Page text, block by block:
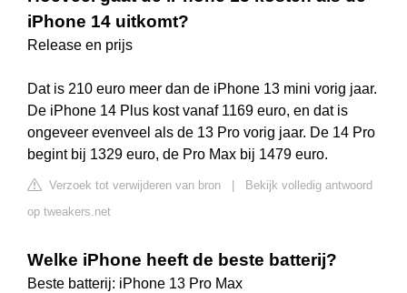
iPhone 14 uitkomt?
Release en prijs
Dat is 210 euro meer dan de iPhone 13 mini vorig jaar.
De iPhone 14 Plus kost vanaf 1169 euro, en dat is
ongeveer evenveel als de 13 Pro vorig jaar. De 14 Pro
begint bij 1329 euro, de Pro Max bij 1479 euro.
Verzoek tot verwijderen van bron
Bekijk volledig antwoord
op tweakers.net
Welke iPhone heeft de beste batterij?
Beste batterij: iPhone 13 Pro Max